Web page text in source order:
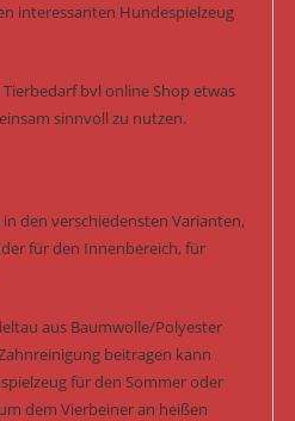
interessanten Hundespielzeug
bvl online Shop etwas
sinnvoll zu nutzen.
den verschiedensten Varianten,
für den Innenbereich, für
aus Baumwolle/Polyester
beitragen kann
für den Sommer oder
dem Vierbeiner an heißen